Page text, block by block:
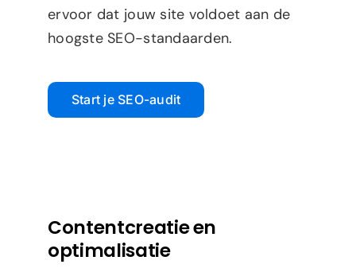
ervoor dat jouw site voldoet aan de
hoogste SEO-standaarden.
Start je SEO-audit
Contentcreatie en
optimalisatie